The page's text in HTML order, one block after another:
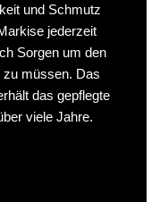
und Schmutz
jederzeit
Sorgen um den
müssen. Das
das gepflegte
viele Jahre.